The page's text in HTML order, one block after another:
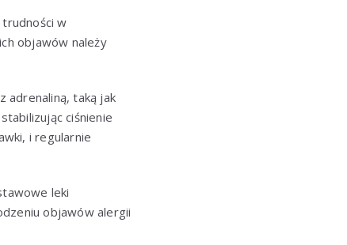
w
objawów należy
adrenaliną, taką jak
ciśnienie
i regularnie
leki
objawów alergii